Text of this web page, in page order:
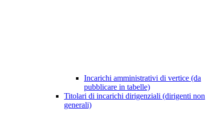
Incarichi amministrativi di vertice (da
pubblicare in tabelle)
Titolari di incarichi dirigenziali (dirigenti non
generali)